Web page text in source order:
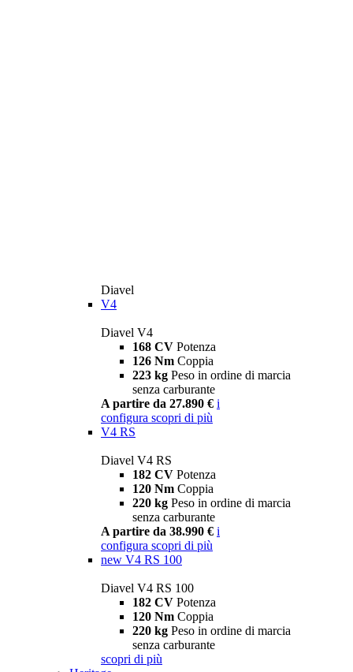
Diavel
V4
Diavel V4
168 CV Potenza
126 Nm Coppia
223 kg Peso in ordine di marcia
senza carburante
A partire da 27.890 € i
configura scopri di più
V4 RS
Diavel V4 RS
182 CV Potenza
120 Nm Coppia
220 kg Peso in ordine di marcia
senza carburante
A partire da 38.990 € i
configura scopri di più
new V4 RS 100
Diavel V4 RS 100
182 CV Potenza
120 Nm Coppia
220 kg Peso in ordine di marcia
senza carburante
scopri di più